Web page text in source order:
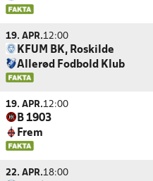
19. APR.12:00
KFUM BK, Roskilde
Allerød Fodbold Klub
19. APR.12:00
B 1903
Frem
22. APR.18:00